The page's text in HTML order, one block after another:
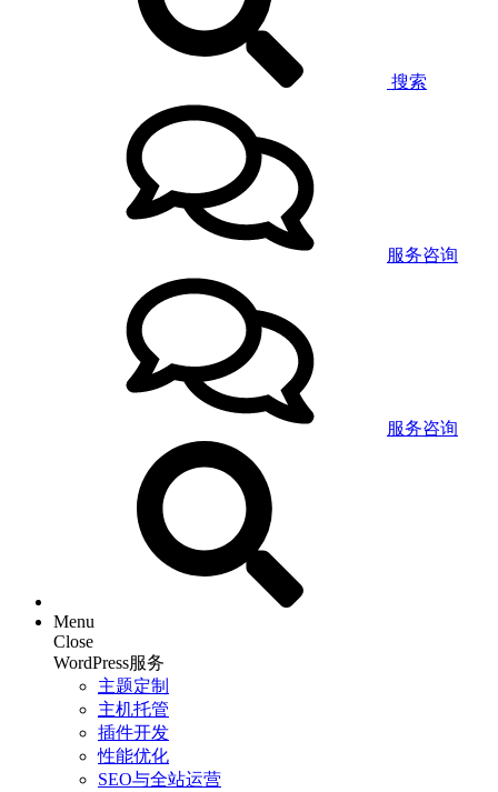
搜索
服务咨询
服务咨询
Menu
Close
WordPress服务
主题定制
主机托管
插件开发
性能优化
SEO与全站运营